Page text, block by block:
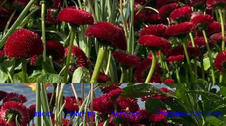
Inicio Sobre mí Servicios Preguntas frecuentes